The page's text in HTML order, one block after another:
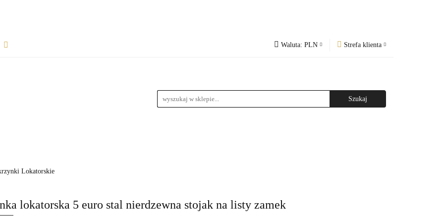
Waluta: PLN Strefa klienta
Dodaj zgłoszenie
BLOG
Rozpocznij współpracę
Lokatorskie
lokatorska 5 euro stal nierdzewna stojak na listy zamek